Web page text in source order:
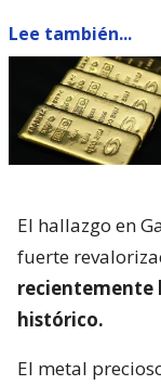
Lee también...
El hallazgo en
fuerte
recientemente
histórico.
El metal